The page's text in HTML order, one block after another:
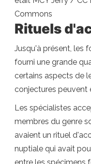
Commons
Rituels
Jusqu'à présent, les
fourni une grande
certains aspects de
conjectures peuvent
Les spécialistes
membres du genre
avaient un rituel
nuptiale qui avait